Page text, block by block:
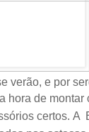
verão, e por
hora de montar
certos. A